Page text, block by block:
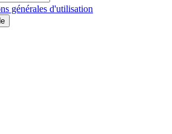
générales d'utilisation